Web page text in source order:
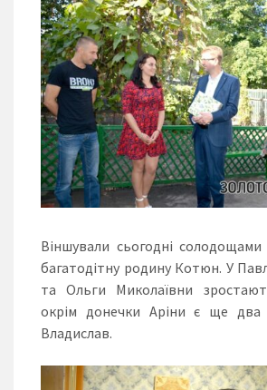
Віншували сьогодні солодощами
багатодітну родину Котюн. У
та Ольги Миколаївни
окрім донечки Аріни є ще два
Владислав.